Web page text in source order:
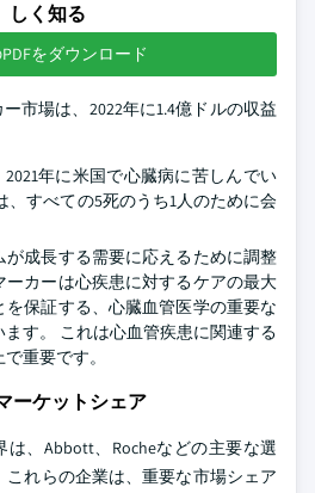
しく知る
をダウンロード
市場は、2022年に1.4億ドルの収益
2021年に米国で心臓病に苦しんでい
、すべての5死のうち1人のために会
が成長する需要に応えるために調整
ーカーは心疾患に対するケアの最大
保証する、心臓血管医学の重要な
す。 これは心血管疾患に関連する
重要です。
ーケットシェア
、Abbott、Rocheなどの主要な選
れらの企業は、重要な市場シェア